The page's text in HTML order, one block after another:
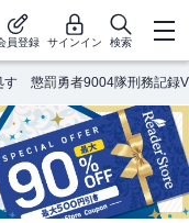
員登録 サインイン 検索
す 懲罰勇者9004隊刑務記録V